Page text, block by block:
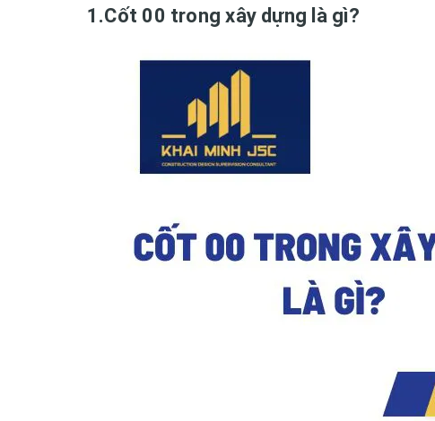
1.Cốt 00 trong xây dựng là gì?